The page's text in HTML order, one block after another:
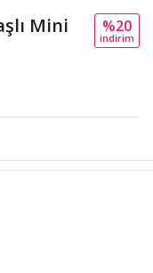
Mini
%20
i̇ndi̇ri̇m